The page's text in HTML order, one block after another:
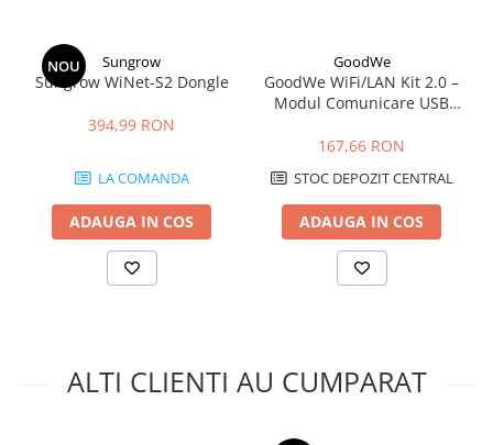
comunicatie
Dimensiuni
88 x 70 x 65 mm
Numar
4
Utilizare
Monitorizare energie in sisteme electrice si
Aplicatii
Consum, productie, injectie in retea,
NOU Sungrow
Sungrow WiNet-S2 Dongle
394,99 RON
LA COMANDA
ADAUGA IN COS
GoodWe
GoodWe WiFi/LAN Kit 2.0 –
Modul Comunicare USB
(LAN, WLAN, Bluetooth,
167,66 RON
STOC DEPOZIT CENTRAL
ADAUGA IN COS
ALTI CLIENTI AU CUMPARAT